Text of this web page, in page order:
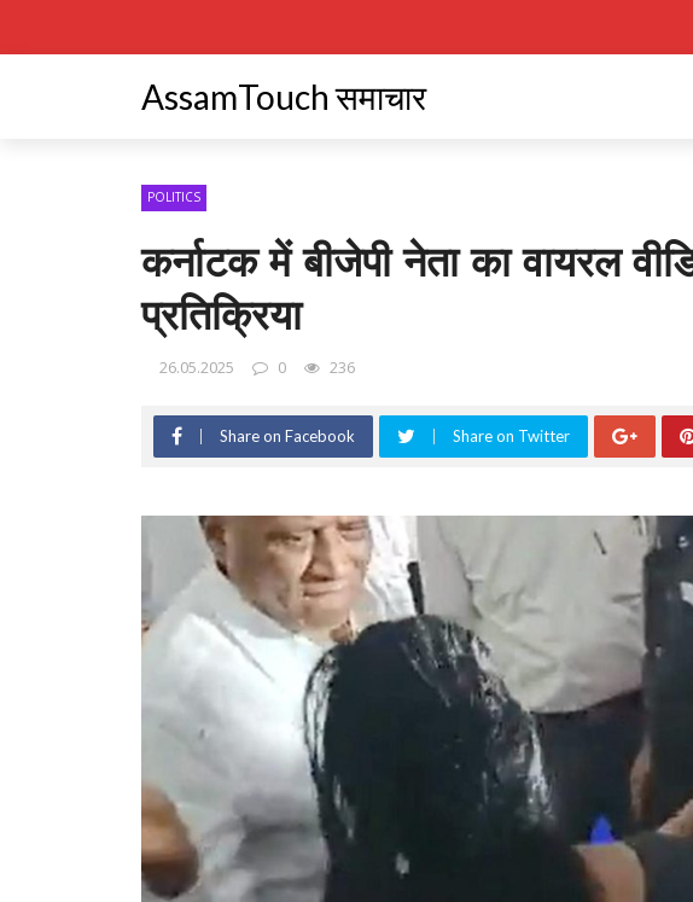
AssamTouch समाचार
POLITICS
कर्नाटक में बीजेपी नेता का वायरल
प्रतिक्रिया
26.05.2025 0 236
Share on Facebook Share on Twitter